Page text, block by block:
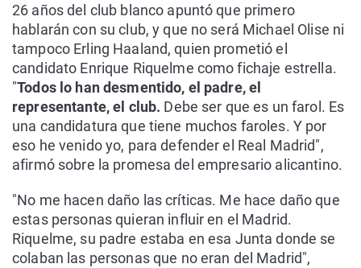
26 años del club blanco apuntó que primero
hablarán con su club, y que no será Michael Olise ni
tampoco Erling Haaland, quien prometió el
candidato Enrique Riquelme como fichaje estrella.
"Todos lo han desmentido, el padre, el
representante, el club. Debe ser que es un farol. Es
una candidatura que tiene muchos faroles. Y por
eso he venido yo, para defender el Real Madrid",
afirmó sobre la promesa del empresario alicantino.
"No me hacen daño las críticas. Me hace daño que
estas personas quieran influir en el Madrid.
Riquelme, su padre estaba en esa Junta donde se
colaban las personas que no eran del Madrid",